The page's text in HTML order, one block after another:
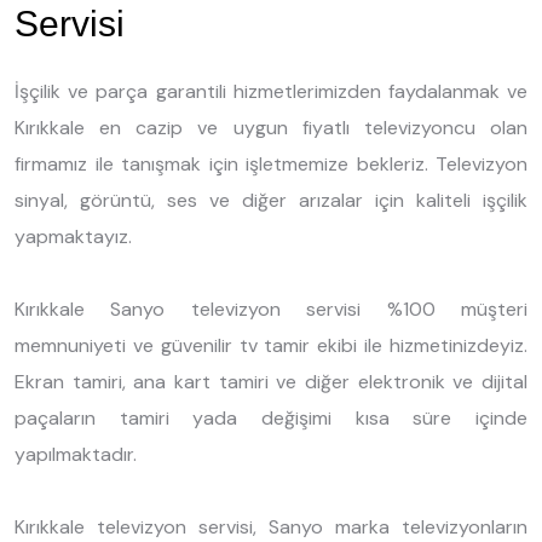
Servisi
İşçilik ve parça garantili hizmetlerimizden faydalanmak ve
Kırıkkale en cazip ve uygun fiyatlı televizyoncu olan
firmamız ile tanışmak için işletmemize bekleriz. Televizyon
sinyal, görüntü, ses ve diğer arızalar için kaliteli işçilik
yapmaktayız.
Kırıkkale Sanyo televizyon servisi %100 müşteri
memnuniyeti ve güvenilir tv tamir ekibi ile hizmetinizdeyiz.
Ekran tamiri, ana kart tamiri ve diğer elektronik ve dijital
paçaların tamiri yada değişimi kısa süre içinde
yapılmaktadır.
Kırıkkale televizyon servisi, Sanyo marka televizyonların